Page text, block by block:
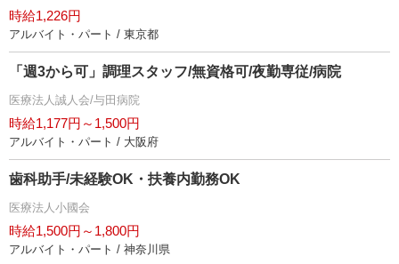
時給1,226円
アルバイト・パート / 東京都
「週3から可」調理スタッフ/無資格可/夜勤専従/病院
医療法人誠人会/与田病院
時給1,177円～1,500円
アルバイト・パート / 大阪府
歯科助手/未経験OK・扶養内勤務OK
医療法人小國会
時給1,500円～1,800円
アルバイト・パート / 神奈川県